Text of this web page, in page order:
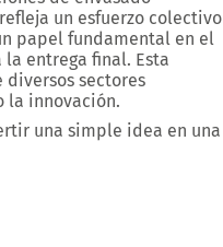
un esfuerzo colectivo
papel fundamental en el
entrega final. Esta
diversos sectores
la innovación.
una simple idea en una